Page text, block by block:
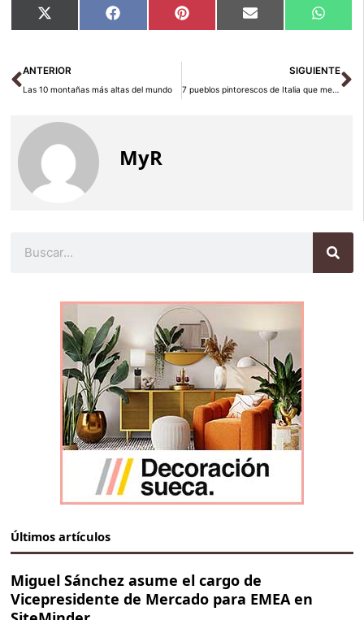
Compartir
en
X
(Twitter)
Compartir
en
Facebook Compartir
en
Pinterest Compartir
en
Email
en
Ant
ANTERIOR
Las 10 montañas más altas del mundo
SIGUIENTE
7 pueblos pintorescos de Italia que merecen una visita
MyR
Últimos artículos
Miguel Sánchez asume el cargo de
Vicepresidente de Mercado para EMEA en